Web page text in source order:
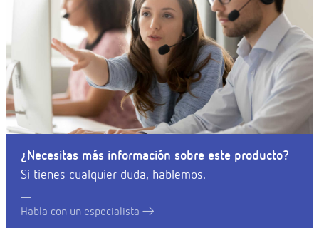
¿Necesitas más información sobre este producto?
Si tienes cualquier duda, hablemos.
Habla con un especialista